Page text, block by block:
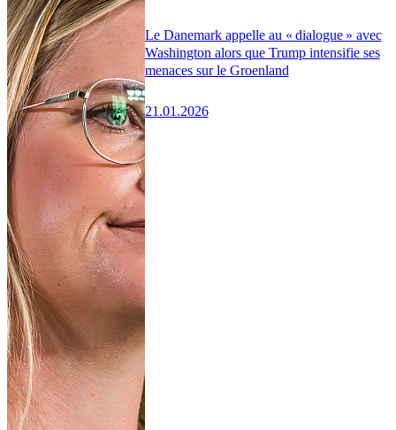
Le Danemark appelle au « dialogue » avec
Washington alors que Trump intensifie ses
menaces sur le Groenland
21.01.2026